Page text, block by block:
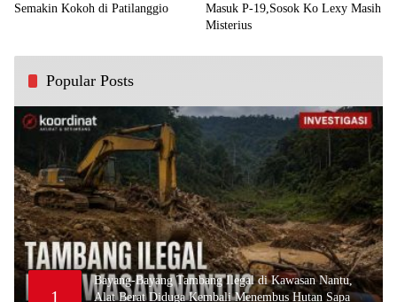
Semakin Kokoh di Patilanggio
Masuk P-19,Sosok Ko Lexy Masih
Misterius
Popular Posts
1
Bayang-Bayang Tambang Ilegal di Kawasan Nantu,
Alat Berat Diduga Kembali Menembus Hutan Sapa